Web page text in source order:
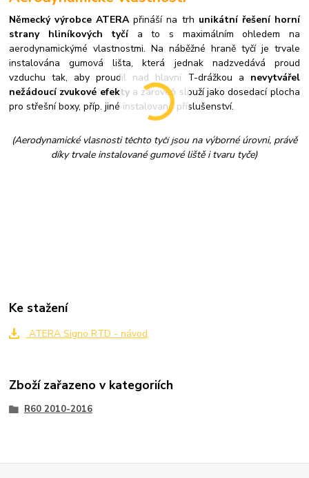
Německý výrobce ATERApřináší na trh unikátní řešení horní
strany hliníkových tyčí a to s maximálním ohledem na
aerodynamickýmé vlastnostmi. Na náběžné hraně tyčí je trvale
instalována gumová lišta, která jednak nadzvedává proud
vzduchu tak, aby proudil nad hlavní T-drážkou a nevytvářel
nežádoucí zvukové efektya zároveň slouží jako dosedací plocha
pro střešní boxy, příp. jiné instalované příslušenství.
(Aerodynamické vlasnosti těchto tyčí jsou na výborné úrovni, právě
díky trvale instalované gumové liště i tvaru tyče)
Ke stažení
ATERA Signo RTD - návod
Zboží zařazeno v kategoriích
R60 2010-2016